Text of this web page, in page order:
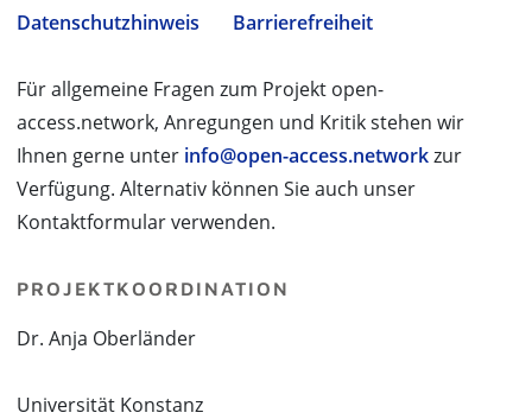
Datenschutzhinweis
Barrierefreiheit
Für allgemeine Fragen zum Projekt open-
access.network, Anregungen und Kritik stehen wir
Ihnen gerne unter info@open-access.networkzur
Verfügung. Alternativ können Sie auch unser
Kontaktformular verwenden.
PROJEKTKOORDINATION
Dr. Anja Oberländer
Universität Konstanz